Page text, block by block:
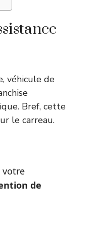
véhicule de
Bref, cette
le carreau.
votre
de